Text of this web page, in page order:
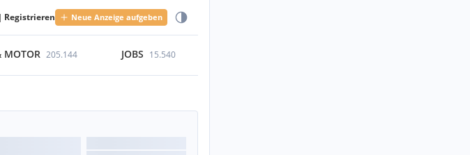
| Registrieren Neue Anzeige aufgeben
MOTOR 205.144 JOBS 15.540